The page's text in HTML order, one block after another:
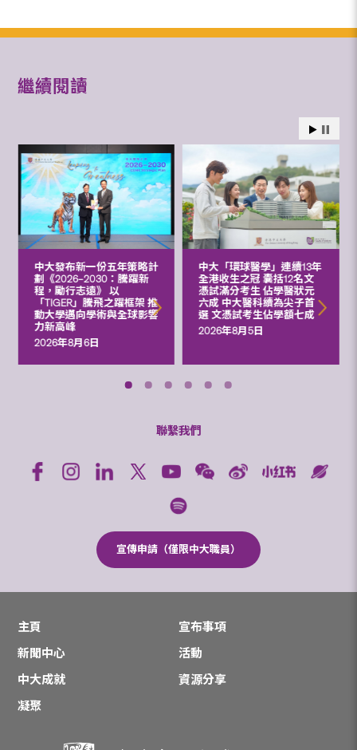
繼續閱讀
中大發布新一份五年策略計
劃《2026‒2030：騰躍新
程，勵行志遠》 以
「TIGER」騰飛之躍框架 推
動大學邁向學術與全球影響
力新高峰
2026年8月6日
中大「環球醫學」連續13年
全港收生之冠 囊括12名文
憑試滿分考生 佔學醫狀元
六成 中大醫科續為尖子首
選 文憑試考生佔學額七成
2026年8月5日
聯繫我們
宣傳申請（僅限中大職員）
主頁
宣布事項
新聞中心
活動
中大成就
資源分享
凝聚